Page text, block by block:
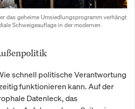
das geheime Umsiedlungsprogramm verhängt
Schweigeauflage in der modernen
schnell politische Verantwortung
funktionieren kann. Auf der
Datenleck, das